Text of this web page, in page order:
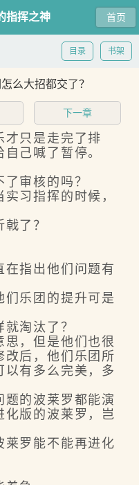
首页
指挥之神
书架
目录
么大招都交了？
下一章
只是走完了排
己喊了暂停。
审核的吗？
习指挥的时候，
了？
指出他们问题有
乐团的提升可是
淘汰了？
，但是他们也很
改后，他们乐团所
以有多么完美，多
的波莱罗都能演
化版的波莱罗，岂
罗能不能再进化